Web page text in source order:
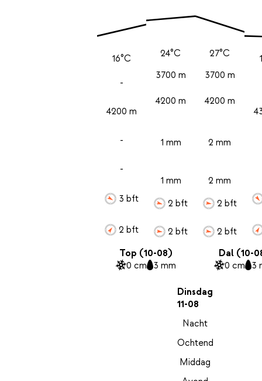
16°C
-
4200 m
-
-
3 bft
2 bft
24°C
3700 m
4200 m
1 mm
1 mm
2 bft
2 bft
27°C
3700 m
4200 m
2 mm
2 mm
2 bft
2 bft
Top (10-08)
0 cm 3 mm
Dal (10-
0 cm 3
Dinsdag
11-08
Nacht
Ochtend
Middag